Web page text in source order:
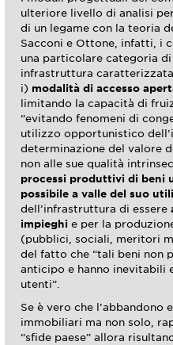
ulteriore livello di analisi
di un legame con la teoria
Sacconi e Ottone, infatti, i
una particolare categoria
infrastruttura
i) modalità di accesso
limitando la capacità di
“evitando fenomeni di
utilizzo opportunistico
determinazione del valore
non alle sue qualità
processi produttivi di beni
possibile a valle del suo
dell’infrastruttura di essere
impieghi e per la
(pubblici, sociali, meritori
del fatto che “tali beni non
anticipo e hanno
utenti”.
Se è vero che
immobiliari ma non solo,
“sfide paese” allora